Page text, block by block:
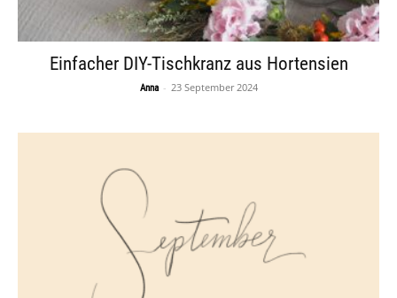
Einfacher DIY-Tischkranz aus Hortensien
Anna - 23 September 2024